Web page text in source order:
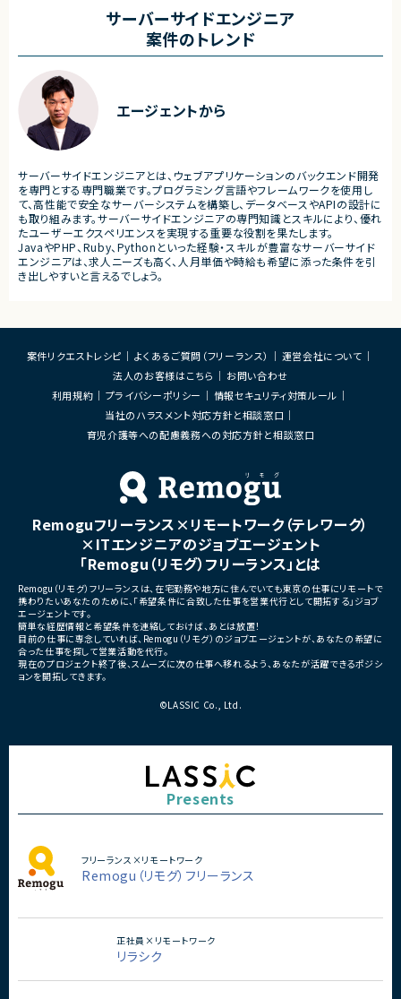
・詳細設計書、テスト仕様書等のドキュメント
・成果物レビューおよび品質管理
・開発メンバーへの技術支援、進捗管理
■体制
・少人数体制でのプロジェクト推進
・クライアントおよび開発メンバーとのコミュ
ニケーションあり
■募集背景
プロジェクト拡大に伴う増員募集
・要件整理および要件定義支
・バックエンドシステムの設計
・リリース対応および品質向
■担当工程
・要件定義
・基本設計
・詳細設計
・実装
・テスト
・リリース対応
・全体約100名規模の大型プ
サーバーサイドエンジニア
案件のトレンド
エージェントから
サーバーサイドエンジニアとは、ウェブアプリケーションのバックエンド開発
を専門とする専門職業です。プログラミング言語やフレームワークを使用し
て、高性能で安全なサーバーシステムを構築し、データベースやAPIの設計に
も取り組みます。サーバーサイドエンジニアの専門知識とスキルにより、優れ
たユーザーエクスペリエンスを実現する重要な役割を果たします。
JavaやPHP、Ruby、Pythonといった経験・スキルが豊富なサーバーサイド
エンジニアは、求人ニーズも高く、人月単価や時給も希望に添った条件を引
き出しやすいと言えるでしょう。
案件リクエストレシピ よくあるご質問（フリーランス）
運営会社について
法人のお客様はこちら
お問い合わせ
利用規約
プライバシーポリシー
情報セキュリティ対策ルール
当社のハラスメント対応方針と相談窓口
育児介護等への配慮義務への対応方針と相談窓口
Remoguフリーランス×リモートワーク（テレワーク）
×ITエンジニアのジョブエージェント
「Remogu（リモグ）フリーランス」とは
Remogu（リモグ）フリーランスは、在宅勤務や地方に住んでいても東京の仕事にリモートで
携わりたいあなたのために、「希望条件に合致した仕事を営業代行として開拓する」ジョブ
エージェントです。
簡単な経歴情報と希望条件を連絡しておけば、あとは放置！
目前の仕事に専念していれば、Remogu（リモグ）のジョブエージェントが、あなたの希望に
合った仕事を探して営業活動を代行。
現在のプロジェクト終了後、スムーズに次の仕事へ移れるよう、あなたが活躍できるポジシ
ョンを開拓してきます。
©LASSIC Co., Ltd.
Presents
フリーランス×リモートワーク
Remogu（リモグ）フリーランス
正社員×リモートワーク
リラシク